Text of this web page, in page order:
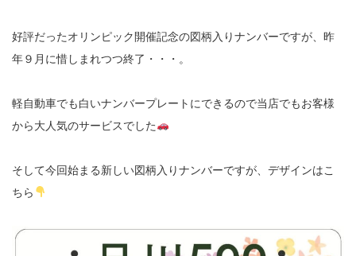
好評だったオリンピック開催記念の図柄入りナンバーですが、昨
年９月に惜しまれつつ終了・・・。
軽自動車でも白いナンバープレートにできるので当店でもお客様
から大人気のサービスでした
そして今回始まる新しい図柄入りナンバーですが、デザインはこ
ちら